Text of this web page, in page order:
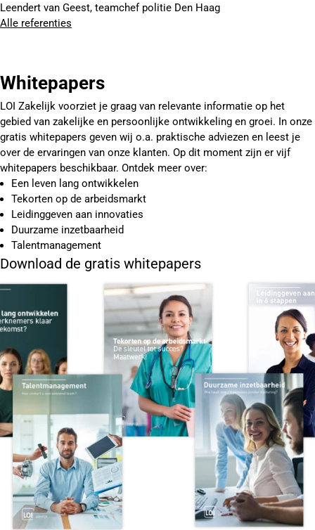
Leendert van Geest, teamchef politie Den Haag
Alle referenties
Whitepapers
LOI Zakelijk voorziet je graag van relevante informatie op het
gebied van zakelijke en persoonlijke ontwikkeling en groei. In onze
gratis whitepapers geven wij o.a. praktische adviezen en leest je
over de ervaringen van onze klanten. Op dit moment zijn er vijf
whitepapers beschikbaar. Ontdek meer over:
Een leven lang ontwikkelen
Tekorten op de arbeidsmarkt
Leidinggeven aan innovaties
Duurzame inzetbaarheid
Talentmanagement
Download de gratis whitepapers